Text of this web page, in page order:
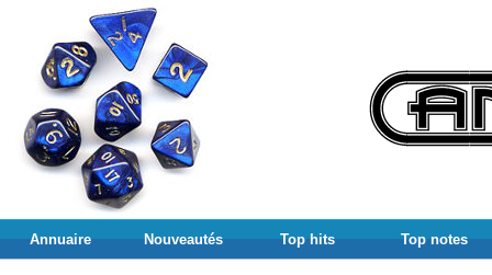
Annuaire Nouveautés Top hits Top notes